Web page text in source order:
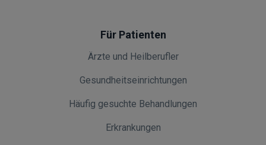
Für Patienten
Ärzte und Heilberufler
Gesundheitseinrichtungen
Häufig gesuchte Behandlungen
Erkrankungen